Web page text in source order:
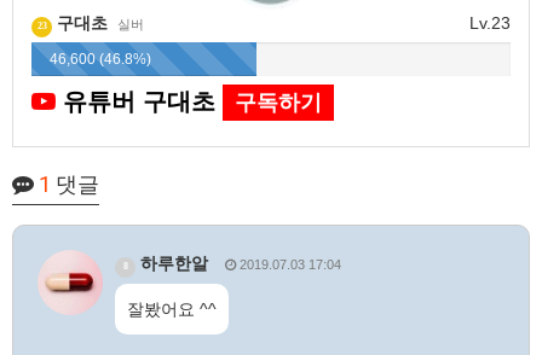
Lv.23
23 구대초 실버
46,600 (46.8%)
유튜버 구대초 구독하기
1 댓글
하루한알 2019.07.03 17:04
잘봤어요 ^^